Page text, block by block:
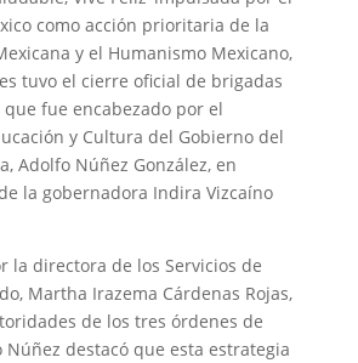
como acción prioritaria de la
y el Humanismo Mexicano,
tuvo el cierre oficial de brigadas
fue encabezado por el
y Cultura del Gobierno del
Adolfo Núñez González, en
la gobernadora Indira Vizcaíno
la directora de los Servicios de
Martha Irazema Cárdenas Rojas,
de los tres órdenes de
Núñez destacó que esta estrategia